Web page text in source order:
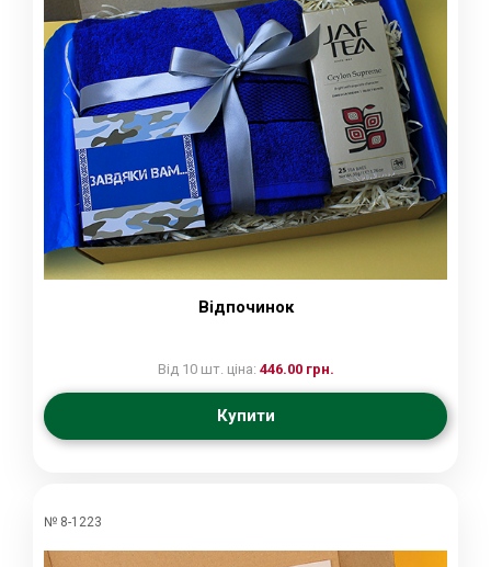
Відпочинок
Від 10 шт. ціна: 446.00 грн.
Купити
№ 8-1223